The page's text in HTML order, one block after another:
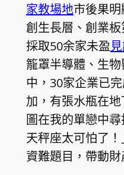
家教場地市後果明
創生長層、創業
採取50余家未盈
籠罩半導體、生
中，30家企業已
加，有張水瓶在
圖在我的單戀中
天秤座太可怕了
資難題目，帶動財